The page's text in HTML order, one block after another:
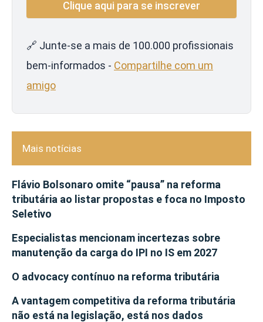
🔗 Junte-se a mais de 100.000 profissionais
bem-informados - Compartilhe com um
amigo
Mais notícias
Flávio Bolsonaro omite “pausa” na reforma
tributária ao listar propostas e foca no Imposto
Seletivo
Especialistas mencionam incertezas sobre
manutenção da carga do IPI no IS em 2027
O advocacy contínuo na reforma tributária
A vantagem competitiva da reforma tributária
não está na legislação, está nos dados